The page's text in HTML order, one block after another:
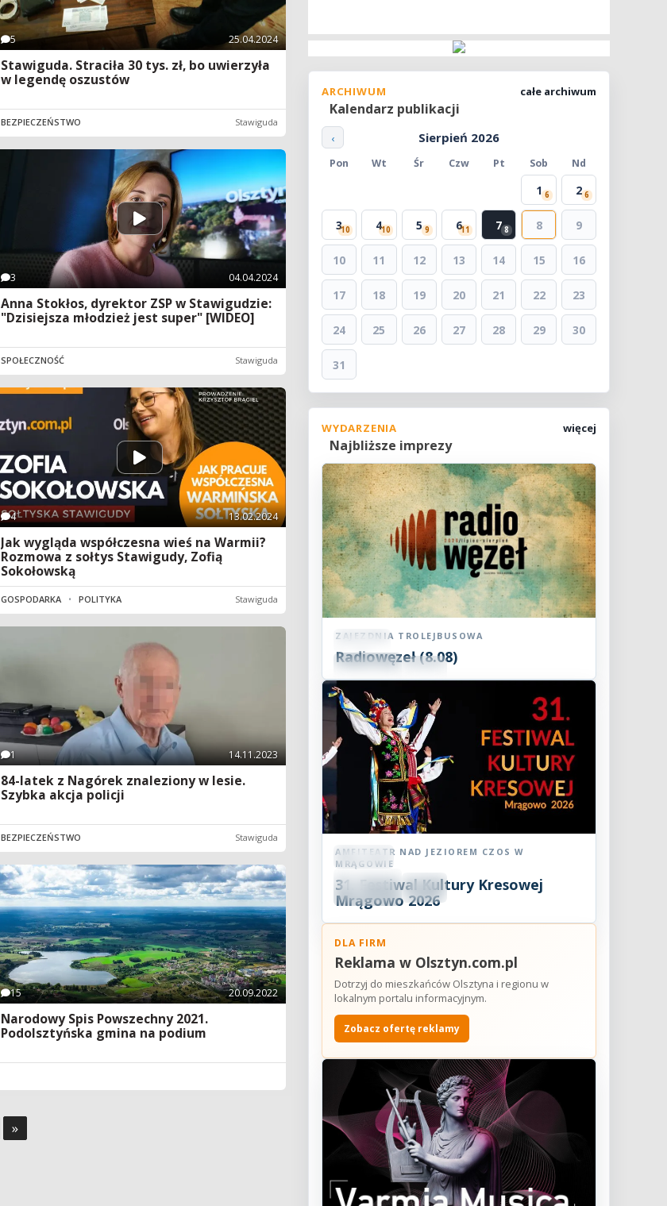
5 25.04.2024
Stawiguda. Straciła 30 tys. zł, bo uwierzyła
w legendę oszustów
BEZPIECZEŃSTWO Stawiguda
3 04.04.2024
Anna Stokłos, dyrektor ZSP w Stawigudzie:
"Dzisiejsza młodzież jest super" [WIDEO]
SPOŁECZNOŚĆ Stawiguda
4 13.02.2024
Jak wygląda współczesna wieś na Warmii?
Rozmowa z sołtys Stawigudy, Zofią
Sokołowską
GOSPODARKA • POLITYKA Stawiguda
1 14.11.2023
84-latek z Nagórek znaleziony w lesie.
Szybka akcja policji
BEZPIECZEŃSTWO Stawiguda
15 20.09.2022
Narodowy Spis Powszechny 2021.
Podolsztyńska gmina na podium
»
ARCHIWUM
Kalendarz publikacji
całe archiwum
‹ Sierpień 2026
Pon Wt Śr Czw Pt Sob Nd
1 6 2 6
310 410 5 9 611 7 8 8 9
10 11 12 13 14 15 16
17 18 19 20 21 22 23
24 25 26 27 28 29 30
31
WYDARZENIA
Najbliższe imprezy
więcej
Koncert
08 SIE
2026
ZAJEZDNIA TROLEJBUSOWA
Radiowęzeł (8.08)
08 SIE 18:30
AMFITEATR NAD JEZIOREM CZOS W
MRĄGOWIE
31. Festiwal Kultury Kresowej
Mrągowo 2026
DLA FIRM
Reklama w Olsztyn.com.pl
Dotrzyj do mieszkańców Olsztyna i regionu w
lokalnym portalu informacyjnym.
Zobacz ofertę reklamy